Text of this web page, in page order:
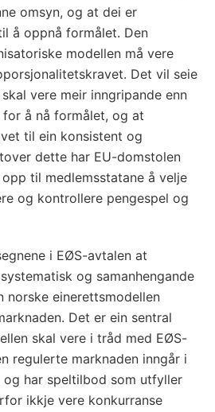
omsyn, og at dei er
å oppnå formålet. Den
modellen må vere
Det vil seie
vere meir inngripande enn
å nå formålet, og at
til ein konsistent og
dette har EU-domstolen
til medlemsstatane å velje
og kontrollere pengespel og
i EØS-avtalen at
og samanhengande
norske einerettsmodellen
Det er ein sentral
skal vere i tråd med EØS-
regulerte marknaden inngår i
og har speltilbod som utfyller
ikkje vere konkurranse